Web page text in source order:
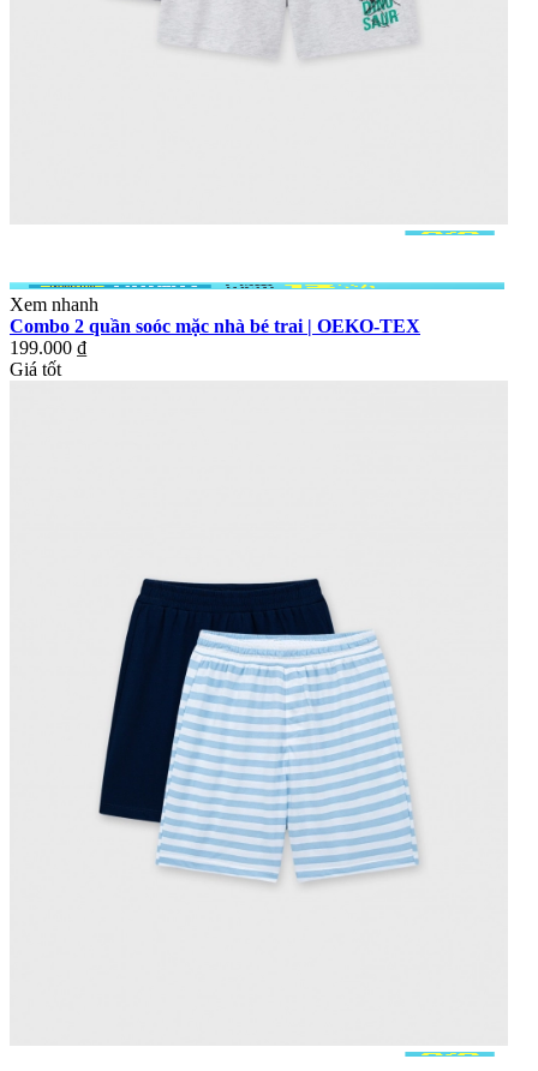
Xem nhanh
Combo 2 quần soóc mặc nhà bé trai | OEKO-TEX
199.000 ₫
Giá tốt